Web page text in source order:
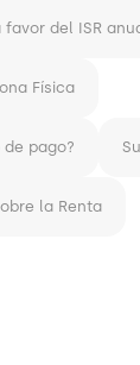
del ISR
Física
pago?
la Renta